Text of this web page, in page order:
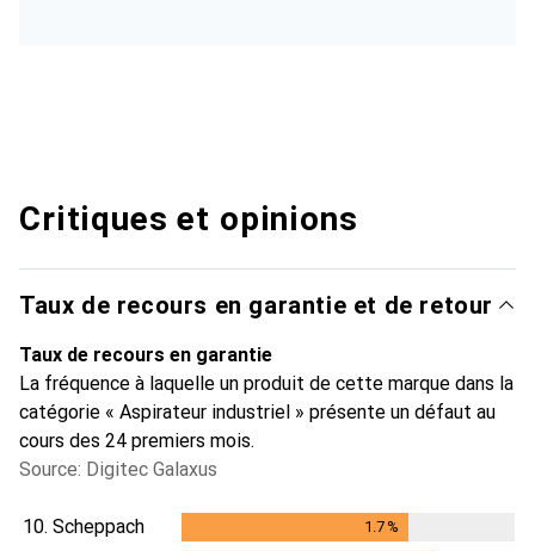
Critiques et opinions
Taux de recours en garantie et de retour
Taux de recours en garantie
La fréquence à laquelle un produit de cette marque dans la
catégorie « Aspirateur industriel » présente un défaut au
cours des 24 premiers mois.
Source: Digitec Galaxus
10. Scheppach 1.7%